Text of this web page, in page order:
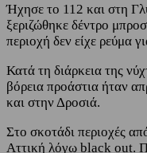
Ήχησε το 112 και στη
ξεριζώθηκε δέντρο
περιοχή δεν είχε ρεύμα
Κατά τη διάρκεια της
βόρεια προάστια ήταν
και στην Δροσιά.
Στο σκοτάδι περιοχές
Αττική λόγω black out.